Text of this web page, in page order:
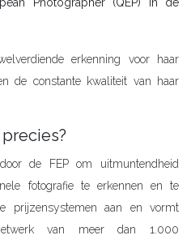
erkenning voor haar
de constante kwaliteit van haar
de FEP om uitmuntendheid
fotografie te erkennen en te
prijzensystemen aan en vormt
van meer dan 1.000